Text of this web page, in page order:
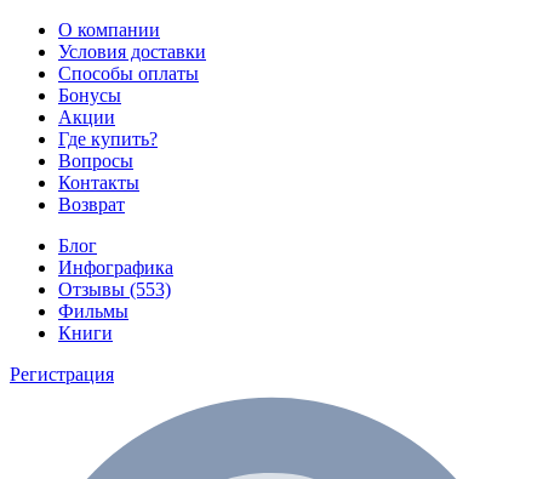
О компании
Условия доставки
Способы оплаты
Бонусы
Акции
Где купить?
Вопросы
Контакты
Возврат
Блог
Инфографика
Отзывы (553)
Фильмы
Книги
Регистрация